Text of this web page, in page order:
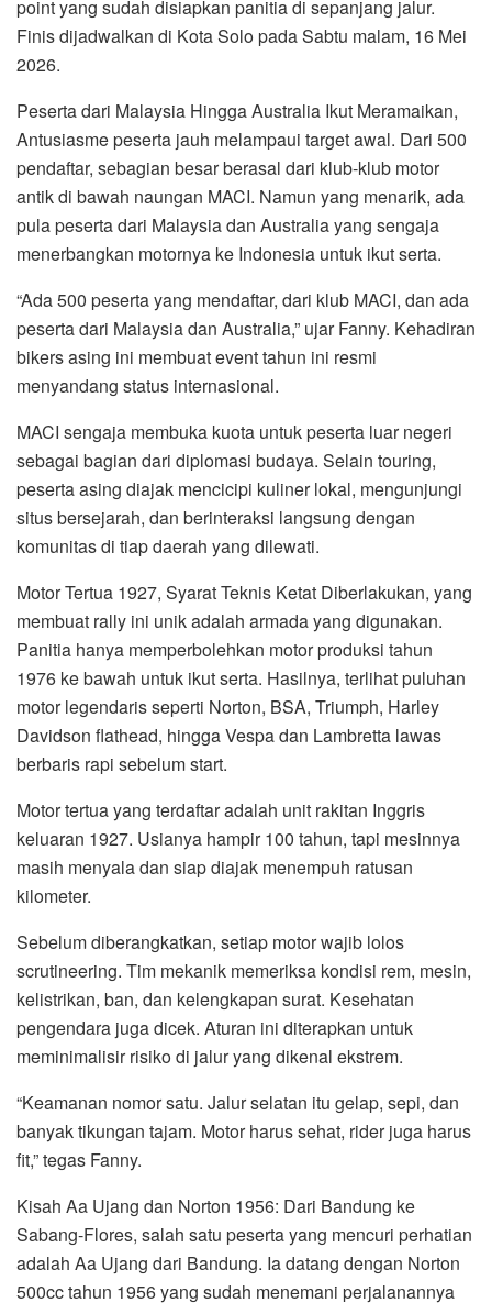
point yang sudah disiapkan panitia di sepanjang jalur.
Finis dijadwalkan di Kota Solo pada Sabtu malam, 16 Mei
2026.
Peserta dari Malaysia Hingga Australia Ikut Meramaikan,
Antusiasme peserta jauh melampaui target awal. Dari 500
pendaftar, sebagian besar berasal dari klub-klub motor
antik di bawah naungan MACI. Namun yang menarik, ada
pula peserta dari Malaysia dan Australia yang sengaja
menerbangkan motornya ke Indonesia untuk ikut serta.
“Ada 500 peserta yang mendaftar, dari klub MACI, dan ada
peserta dari Malaysia dan Australia,” ujar Fanny. Kehadiran
bikers asing ini membuat event tahun ini resmi
menyandang status internasional.
MACI sengaja membuka kuota untuk peserta luar negeri
sebagai bagian dari diplomasi budaya. Selain touring,
peserta asing diajak mencicipi kuliner lokal, mengunjungi
situs bersejarah, dan berinteraksi langsung dengan
komunitas di tiap daerah yang dilewati.
Motor Tertua 1927, Syarat Teknis Ketat Diberlakukan, yang
membuat rally ini unik adalah armada yang digunakan.
Panitia hanya memperbolehkan motor produksi tahun
1976 ke bawah untuk ikut serta. Hasilnya, terlihat puluhan
motor legendaris seperti Norton, BSA, Triumph, Harley
Davidson flathead, hingga Vespa dan Lambretta lawas
berbaris rapi sebelum start.
Motor tertua yang terdaftar adalah unit rakitan Inggris
keluaran 1927. Usianya hampir 100 tahun, tapi mesinnya
masih menyala dan siap diajak menempuh ratusan
kilometer.
Sebelum diberangkatkan, setiap motor wajib lolos
scrutineering. Tim mekanik memeriksa kondisi rem, mesin,
kelistrikan, ban, dan kelengkapan surat. Kesehatan
pengendara juga dicek. Aturan ini diterapkan untuk
meminimalisir risiko di jalur yang dikenal ekstrem.
“Keamanan nomor satu. Jalur selatan itu gelap, sepi, dan
banyak tikungan tajam. Motor harus sehat, rider juga harus
fit,” tegas Fanny.
Kisah Aa Ujang dan Norton 1956: Dari Bandung ke
Sabang-Flores, salah satu peserta yang mencuri perhatian
adalah Aa Ujang dari Bandung. Ia datang dengan Norton
500cc tahun 1956 yang sudah menemani perjalanannya